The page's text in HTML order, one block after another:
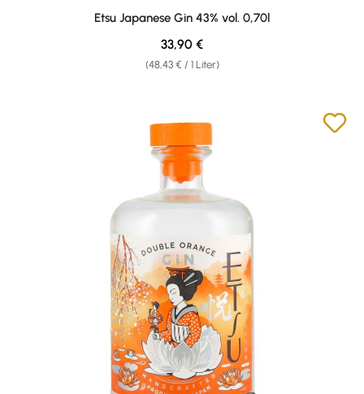
Durchschnittliche Bewertung von 4.78 von 5 Sternen
Etsu Japanese Gin 43% vol. 0,70l
(48,43 € / 1 Liter)
Regulärer Preis:
33,90 €